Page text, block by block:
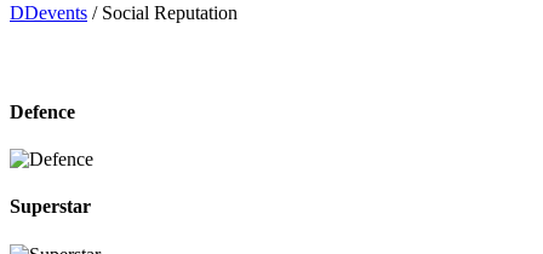
DDevents / Social Reputation
Defence
Superstar